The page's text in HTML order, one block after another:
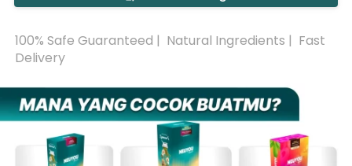
100% Safe Guaranteed |  Natural Ingredients |  Fast
Delivery